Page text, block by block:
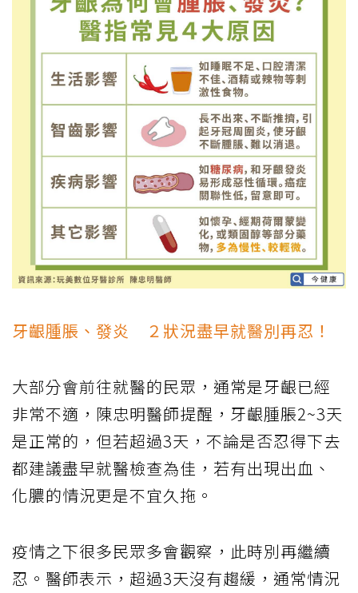
牙齦腫脹、發炎 ２狀況盡早就醫別再忍！
大部分會前往就醫的民眾，通常是牙齦已經
非常不適，陳忠明醫師提醒，牙齦腫脹2~3天
是正常的，但若超過3天，不論是否忍得下去
都建議盡早就醫檢查為佳，若有出現出血、
化膿的情況更是不宜久拖。
疫情之下很多民眾多會觀察，此時別再繼續
忍。醫師表示，超過3天沒有趨緩，通常情況